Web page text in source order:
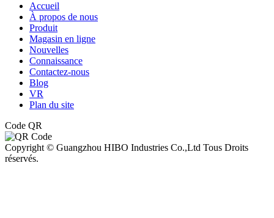
Accueil
À propos de nous
Produit
Magasin en ligne
Nouvelles
Connaissance
Contactez-nous
Blog
VR
Plan du site
Code QR
Copyright © Guangzhou HIBO Industries Co.,Ltd Tous Droits
réservés.